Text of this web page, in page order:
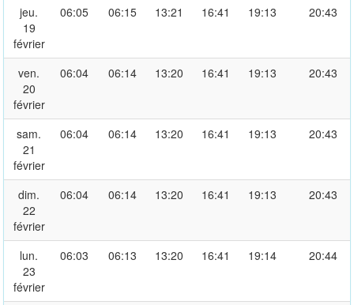
jeu.
19
février
06:05 06:15 13:21 16:41 19:13 20:43
ven.
20
février
06:04 06:14 13:20 16:41 19:13 20:43
sam.
21
février
06:04 06:14 13:20 16:41 19:13 20:43
dim.
22
février
06:04 06:14 13:20 16:41 19:13 20:43
lun.
23
février
06:03 06:13 13:20 16:41 19:14 20:44